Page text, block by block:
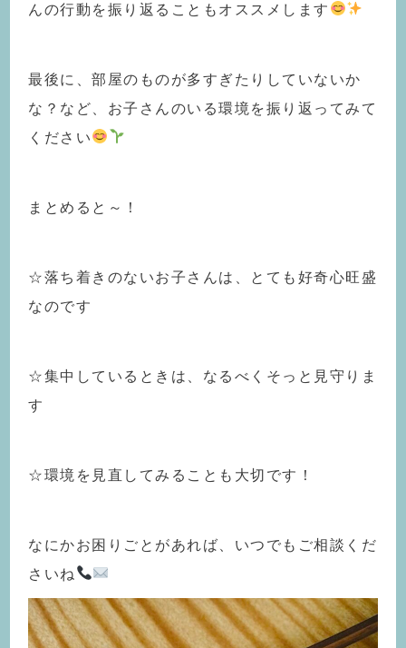
んの行動を振り返ることもオススメします
最後に、部屋のものが多すぎたりしていないか
な？など、お子さんのいる環境を振り返ってみて
ください
まとめると～！
☆落ち着きのないお子さんは、とても好奇心旺盛
なのです
☆集中しているときは、なるべくそっと見守りま
す
☆環境を見直してみることも大切です！
なにかお困りごとがあれば、いつでもご相談くだ
さいね